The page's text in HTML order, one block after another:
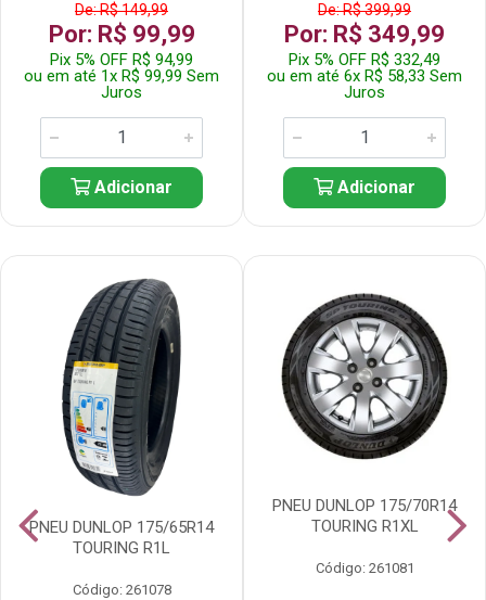
De: R$ 149,99
Por: R$ 99,99
Pix 5% OFF R$ 94,99
ou em até 1x R$ 99,99 Sem
Juros
Adicionar
De: R$ 399,99
Por: R$ 349,99
Pix 5% OFF R$ 332,49
ou em até 6x R$ 58,33 Sem
Juros
Adicionar
PNEU DUNLOP 175/65R14
TOURING R1L
Código: 261078
PNEU DUNLOP 175/70R14
TOURING R1XL
Código: 261081